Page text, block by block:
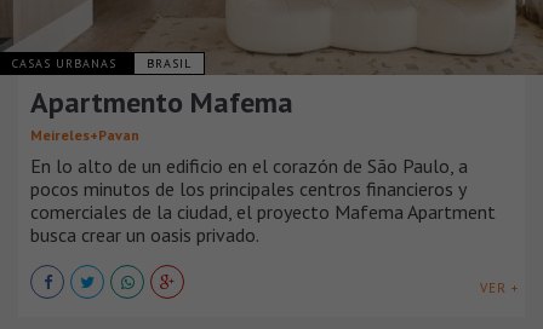
CASAS URBANAS BRASIL
Apartmento Mafema
Meireles+Pavan
En lo alto de un edificio en el corazón de São Paulo, a
pocos minutos de los principales centros financieros y
comerciales de la ciudad, el proyecto Mafema Apartment
busca crear un oasis privado.
VER +